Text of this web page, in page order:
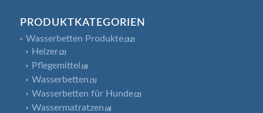
PRODUKTKATEGORIEN
Wasserbetten Produkte (32)
Heizer (2)
Pflegemittel (6)
Wasserbetten (5)
Wasserbetten für Hunde (2)
Wassermatratzen (6)